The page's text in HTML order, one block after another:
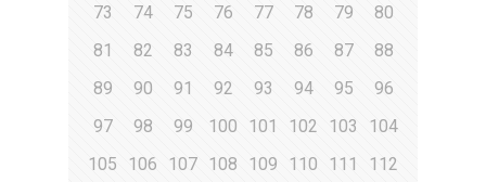
73
74 75 76 77 78 79
80
81
82 83 84 85 86 87
88
89
90 91 92 93 94 95
96
97
98 99 100 101 102 103
104
105
106 107 108 109 110 111
112